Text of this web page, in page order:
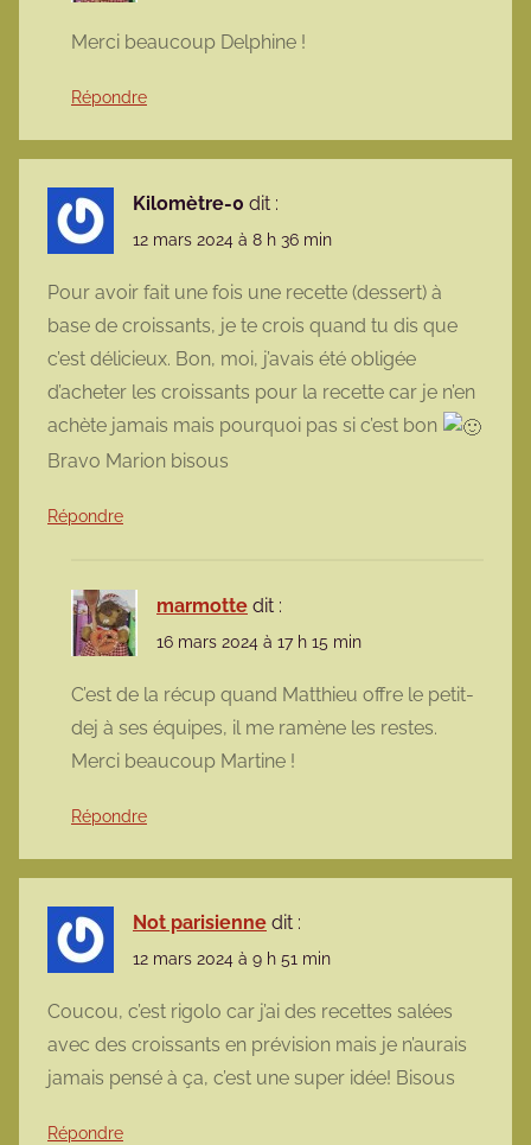
Merci beaucoup Delphine !
Répondre
Kilomètre-0 dit :
12 mars 2024 à 8 h 36 min
Pour avoir fait une fois une recette (dessert) à
base de croissants, je te crois quand tu dis que
c’est délicieux. Bon, moi, j’avais été obligée
d’acheter les croissants pour la recette car je n’en
achète jamais mais pourquoi pas si c’est bon
Bravo Marion bisous
Répondre
marmotte dit :
16 mars 2024 à 17 h 15 min
C’est de la récup quand Matthieu offre le petit-
dej à ses équipes, il me ramène les restes.
Merci beaucoup Martine !
Répondre
Not parisienne dit :
12 mars 2024 à 9 h 51 min
Coucou, c’est rigolo car j’ai des recettes salées
avec des croissants en prévision mais je n’aurais
jamais pensé à ça, c’est une super idée! Bisous
Répondre